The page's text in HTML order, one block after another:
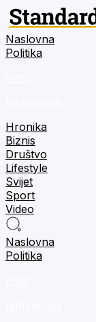
Naslovna
Politika
Hronika
Biznis
Društvo
Lifestyle
Svijet
Sport
Video
Naslovna
Politika